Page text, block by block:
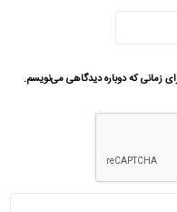
زمانی که دوباره دیدگاهی می‌نویسم.